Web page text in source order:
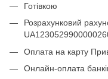
Готівкою
Розрахунковий
Оплата на карту
Онлайн-оплата